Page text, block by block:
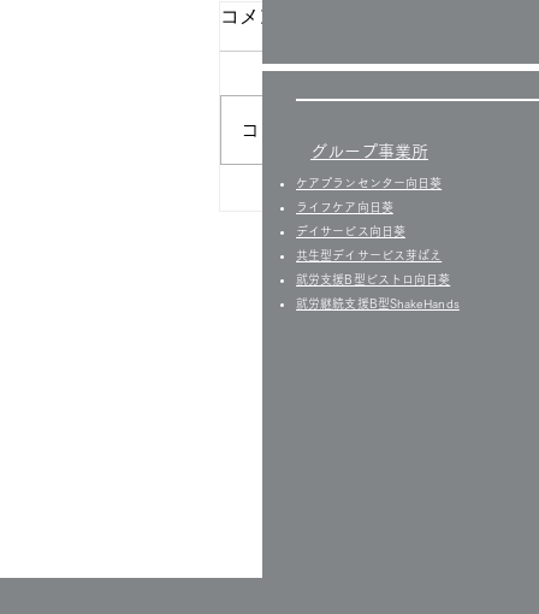
＼コーヒータイムに節約改革
コメント
コメントを追加…
グループ事業所
ケアプランセンター向日葵
ライフケア向日葵
デイサービス向日葵
共生型デイサービス芽ばえ
就労支援B型ビストロ向日葵
就労継続支援B型ShakeHands